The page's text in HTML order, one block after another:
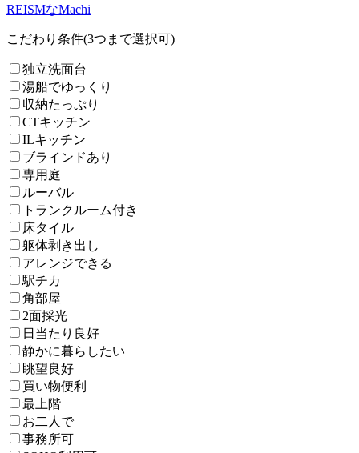
REISMなMachi
こだわり条件(3つまで選択可)
独立洗面台
湯船でゆっくり
収納たっぷり
CTキッチン
ILキッチン
ブラインドあり
専用庭
ルーバル
トランクルーム付き
床タイル
躯体剥き出し
アレンジできる
駅チカ
角部屋
2面採光
日当たり良好
静かに暮らしたい
眺望良好
買い物便利
最上階
お二人で
事務所可